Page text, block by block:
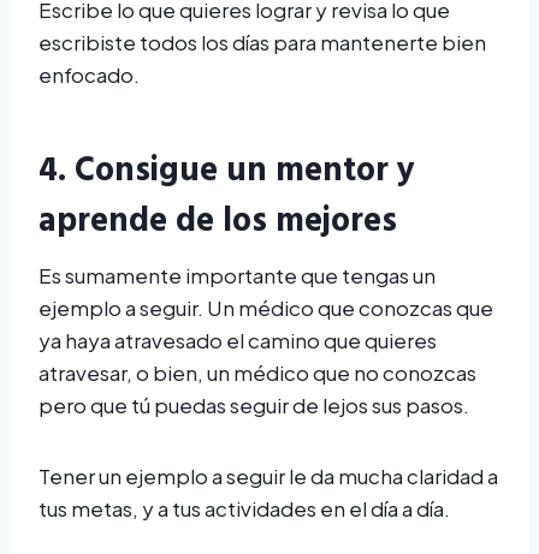
Escribe lo que quieres lograr y revisa lo que
escribiste todos los días para mantenerte bien
enfocado.
4. Consigue un mentor y
aprende de los mejores
Es sumamente importante que tengas un
ejemplo a seguir. Un médico que conozcas que
ya haya atravesado el camino que quieres
atravesar, o bien, un médico que no conozcas
pero que tú puedas seguir de lejos sus pasos.
Tener un ejemplo a seguir le da mucha claridad a
tus metas, y a tus actividades en el día a día.